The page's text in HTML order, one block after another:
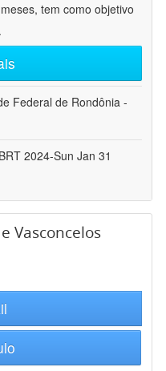
tem como objetivo
Federal de Rondônia -
2024-Sun Jan 31
Vasconcelos